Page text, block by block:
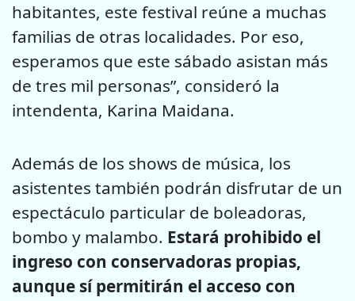
habitantes, este festival reúne a muchas
familias de otras localidades. Por eso,
esperamos que este sábado asistan más
de tres mil personas”, consideró la
intendenta, Karina Maidana.
Además de los shows de música, los
asistentes también podrán disfrutar de un
espectáculo particular de boleadoras,
bombo y malambo. Estará prohibido el
ingreso con conservadoras propias,
aunque sí permitirán el acceso con